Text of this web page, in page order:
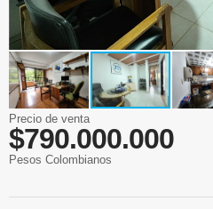
Precio de venta
$790.000.000
Pesos Colombianos